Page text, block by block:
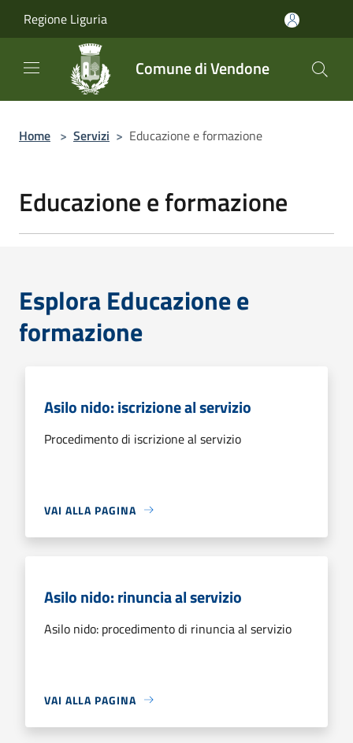
Regione Liguria
Comune di Vendone
Home > Servizi > Educazione e formazione
Educazione e formazione
Esplora Educazione e
formazione
Asilo nido: iscrizione al servizio
Procedimento di iscrizione al servizio
VAI ALLA PAGINA
Asilo nido: rinuncia al servizio
Asilo nido: procedimento di rinuncia al servizio
VAI ALLA PAGINA